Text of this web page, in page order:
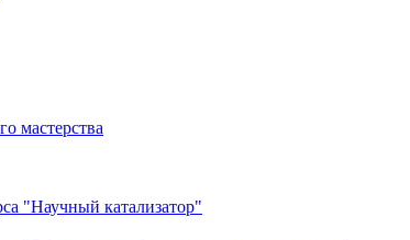
мастерства
"Научный катализатор"